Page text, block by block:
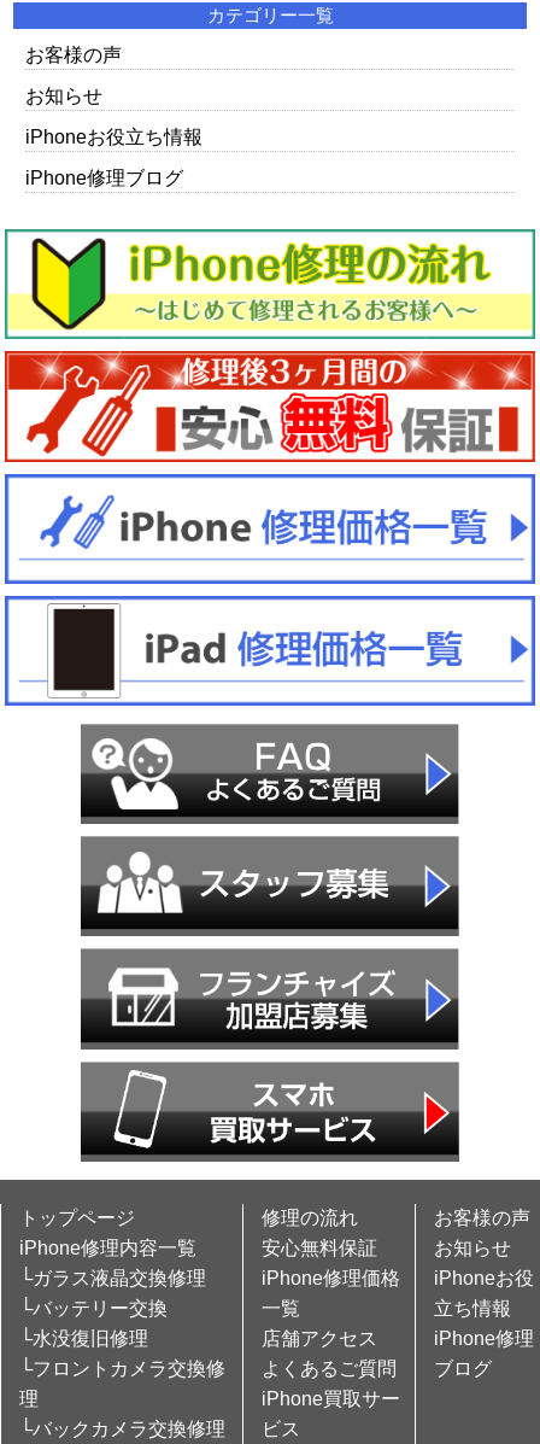
カテゴリー一覧
お客様の声
お知らせ
iPhoneお役立ち情報
iPhone修理ブログ
トップページ
iPhone修理内容一覧
└ガラス液晶交換修理
└バッテリー交換
└水没復旧修理
└フロントカメラ交換修
理
└バックカメラ交換修理
修理の流れ
安心無料保証
iPhone修理価格
一覧
店舗アクセス
よくあるご質問
iPhone買取サー
ビス
お客様の声
お知らせ
iPhoneお役
立ち情報
iPhone修理
ブログ